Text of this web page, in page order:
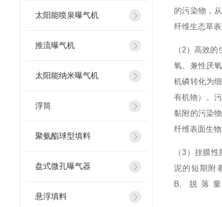
太阳能喷泉曝气机
推流曝气机
太阳能纳米曝气机
浮筒
聚氨酯球型填料
盘式微孔曝气器
悬浮填料
的污染物，
纤维生态草
（2）高效
氧、兼性厌
机磷转化为
有机物）。
黏附的污染
纤维表面生
（3）挂膜
泥的短期
B. 脱 落 量